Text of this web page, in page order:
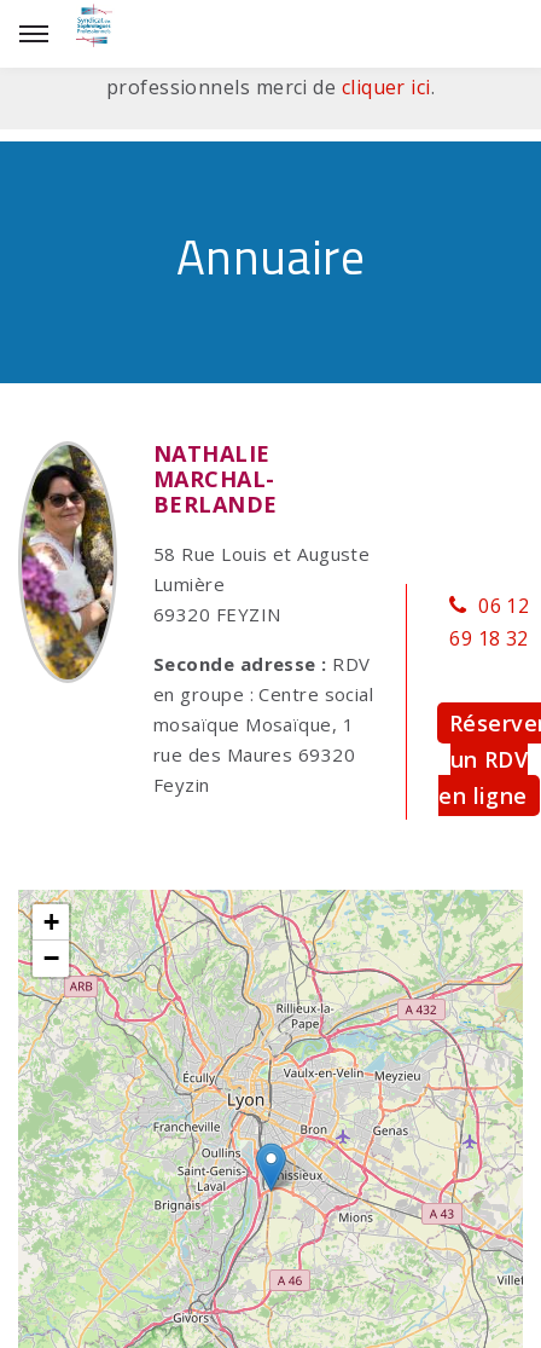
Bienvenue sur l'annuaire des sophrologues,
pour visiter le site du syndicat des sophrologues
professionnels merci de cliquer ici.
Annuaire
NATHALIE
MARCHAL-
BERLANDE
58 Rue Louis et Auguste
Lumière
69320 FEYZIN
Seconde adresse : RDV
en groupe : Centre social
mosaïque Mosaïque, 1
rue des Maures 69320
Feyzin
06 12
69 18 32
un RDV
en ligne
+
−